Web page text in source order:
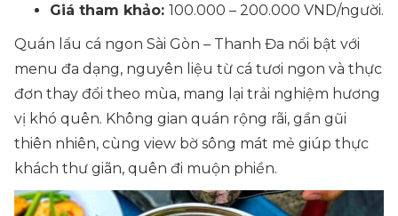
Giá tham khảo: 100.000 – 200.000 VND/người.
Quán lẩu cá ngon Sài Gòn – Thanh Đa nổi bật với
menu đa dạng, nguyên liệu từ cá tươi ngon và thực
đơn thay đổi theo mùa, mang lại trải nghiệm hương
vị khó quên. Không gian quán rộng rãi, gần gũi
thiên nhiên, cùng view bờ sông mát mẻ giúp thực
khách thư giãn, quên đi muộn phiền.